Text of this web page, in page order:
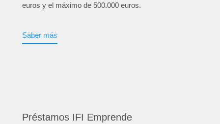
euros y el máximo de 500.000 euros.
Saber más
Préstamos IFI Emprende